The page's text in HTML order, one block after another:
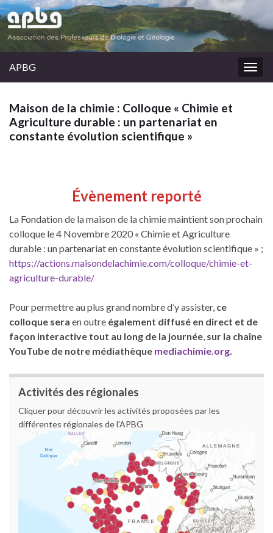
APBG
Maison de la chimie : Colloque « Chimie et
Agriculture durable : un partenariat en
constante évolution scientifique »
Évènement reporté
La Fondation de la maison de la chimie maintient son prochain
colloque le 4 Novembre 2020 « Chimie et Agriculture
durable : un partenariat en constante évolution scientifique » ;
https://actions.maisondelachimie.com/colloque/chimie-et-
agriculture-durable/
Pour permettre au plus grand nombre d’y assister, ce
colloque sera en outre également diffusé en direct et de
façon interactive tout au long de la journée, sur la chaîne
YouTube de notre médiathèque mediachimie.org.
Activités des régionales
Cliquer pour découvrir les activités proposées par les
différentes régionales de l'APBG